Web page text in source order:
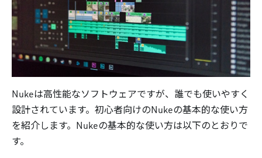
Nukeは高性能なソフトウェアですが、誰でも使いやすく
設計されています。初心者向けのNukeの基本的な使い方
を紹介します。Nukeの基本的な使い方は以下のとおりで
す。